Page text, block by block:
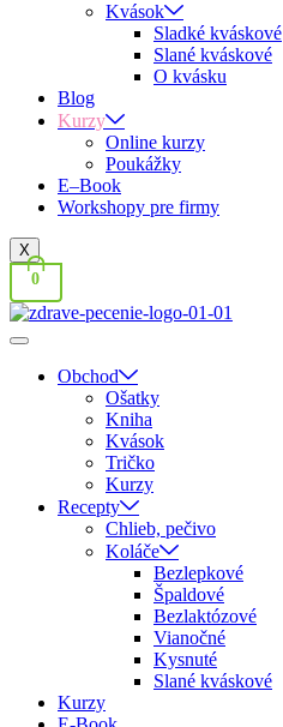
Kvások
Sladké kváskové
Slané kváskové
O kvásku
Blog
Kurzy
Online kurzy
Poukážky
E–Book
Workshopy pre firmy
X
0
Obchod
Ošatky
Kniha
Kvások
Tričko
Kurzy
Recepty
Chlieb, pečivo
Koláče
Bezlepkové
Špaldové
Bezlaktózové
Vianočné
Kysnuté
Slané kváskové
Kurzy